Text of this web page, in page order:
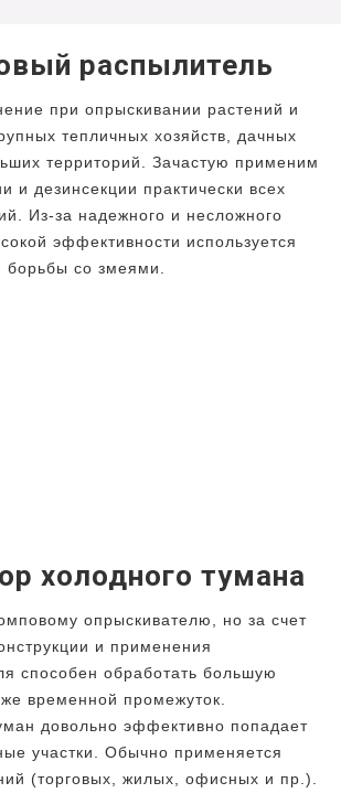
распылитель
при опрыскивании растений и
тепличных хозяйств, дачных
территорий. Зачастую применим
и дезинсекции практически всех
Из-за надежного и несложного
эффективности используется
борьбы со змеями.
холодного тумана
опрыскивателю, но за счет
и применения
способен обработать большую
временной промежуток.
довольно эффективно попадает
участки. Обычно применяется
(торговых, жилых, офисных и пр.).